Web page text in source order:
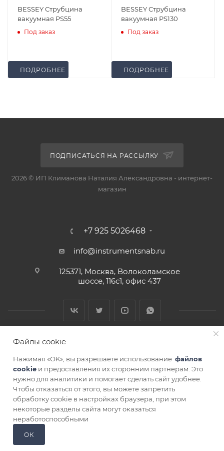
BESSEY Струбцина
вакуумная PS55
Под заказ
ПОДРОБНЕЕ
BESSEY Струбцина
вакуумная PS130
Под заказ
ПОДРОБНЕЕ
ПОДПИСАТЬСЯ НА РАССЫЛКУ
2026 © ИП Климанова Наталия Александровна - интернет-
магазин
+7 925 5026468
info@instrumentsnab.ru
125371, Москва, Волоколамское
шоссе, 116с1, офис 437
СОГЛАСИЕ НА ОБРАБОТКУ ПЕРСОНАЛЬНЫХ ДАННЫХ
Файлы cookie
Нажимая «OK», вы разрешаете использование файлов
cookie и предоставления их сторонним партнерам. Это
нужно для аналитики и помогает сделать сайт удобнее.
Чтобы отказаться от этого, вы можете запретить
обработку cookie в настройках браузера, при этом
некоторые разделы сайта могут оказаться
неработоспособными
ОК
Главная
Кабинет